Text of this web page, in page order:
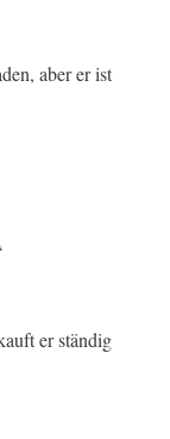
aber er ist
er ständig